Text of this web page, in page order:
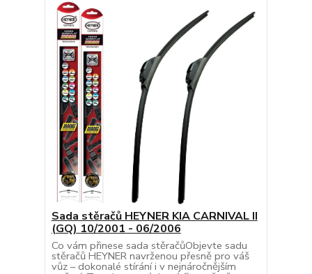
Sada stěračů HEYNER KIA CARNIVAL II
(GQ) 10/2001 - 06/2006
Co vám přinese sada stěračůObjevte sadu
stěračů HEYNER navrženou přesně pro váš
vůz – dokonalé stírání i v nejnáročnějším